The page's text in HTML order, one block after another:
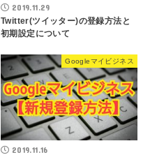
2019.11.29
Twitter(ツイッター)の登録方法と
初期設定について
Googleマイビジネス
2019.11.16